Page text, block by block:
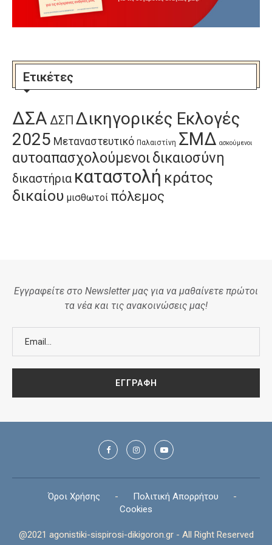
Ετικέτες
ΔΣΑ ΔΣΠ Δικηγορικές Εκλογές
2025 Μεταναστευτικό Παλαιστίνη ΣΜΔ ασκούμενοι
αυτοαπασχολούμενοιδικαιοσύνη
δικαστήρια καταστολή κράτος
δικαίου μισθωτοί πόλεμος
Εγγραφείτε στο Newsletter μας για να μαθαίνετε πρώτοι
τα νέα και τις ανακοινώσεις μας!
Όροι Χρήσης - Πολιτική Απορρήτου
-
Cookies
@2021 agonistiki-sispirosi-dikigoron.gr - All Right Reserved